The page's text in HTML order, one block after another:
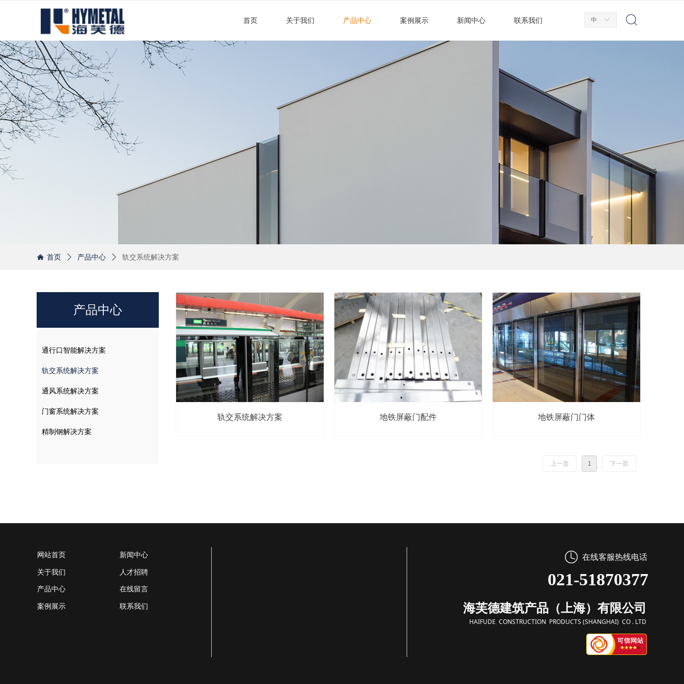
首页 关于我们 产品中心 案例展示 新闻中心 联系我们 ꀅ
中
首页 ꄲ 产品中心 ꄲ 轨交系统解决方案
낀
产品中心
通行口智能解决方案
轨交系统解决方案
通风系统解决方案
门窗系统解决方案
精制钢解决方案
轨交系统解决方案 地铁屏蔽门配件 地铁屏蔽门门体
上一页 1 下一页
网站首页
关于我们
产品中心
案例展示
新闻中心
人才招聘
在线留言
联系我们
在线客服热线电话
021-51870377
海芙德建筑产品（上海）有限公司
HAIFUDE CONSTRUCTION PRODUCTS (SHANGHAI) CO . LTD